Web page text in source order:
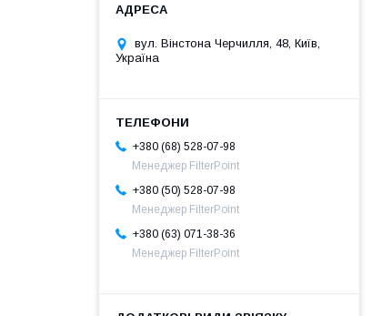
вул. Вінстона Черчилля, 48, Київ,
Україна
+380 (68) 528-07-98
Менеджер FilterPoint
+380 (50) 528-07-98
Менеджер FilterPoint
+380 (63) 071-38-36
Менеджер FilterPoint